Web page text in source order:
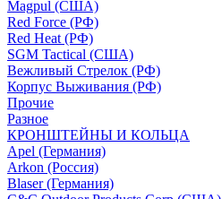
Magpul (США)
Red Force (РФ)
Red Heat (РФ)
SGM Tactical (США)
Вежливый Стрелок (РФ)
Корпус Выживания (РФ)
Прочие
Разное
КРОНШТЕЙНЫ И КОЛЬЦА
Apel (Германия)
Arkon (Россия)
Blaser (Германия)